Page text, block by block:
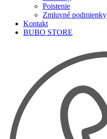
Poistenie
Zmluvné podmienky
Kontakt
BUBO STORE